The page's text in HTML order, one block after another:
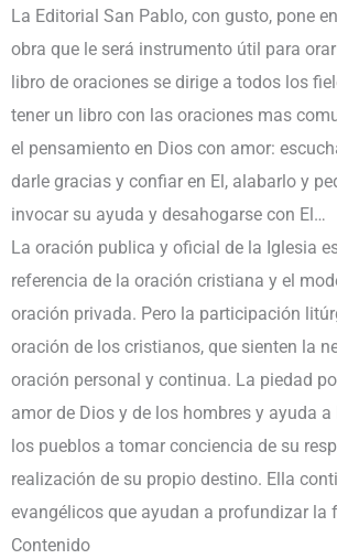
La Editorial San Pablo, con gusto, pone
obra que le será instrumento útil para
libro de oraciones se dirige a todos los
tener un libro con las oraciones mas
el pensamiento en Dios con amor:
darle gracias y confiar en El, alabarlo y
invocar su ayuda y desahogarse con El…
La oración publica y oficial de la Iglesia
referencia de la oración cristiana y el
oración privada. Pero la participación
oración de los cristianos, que sienten la
oración personal y continua. La piedad
amor de Dios y de los hombres y ayuda
los pueblos a tomar conciencia de su
realización de su propio destino. Ella
evangélicos que ayudan a profundizar la
Contenido